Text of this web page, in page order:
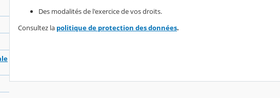
Des modalités de l'exercice de vos droits.
Consultez la politique de protection des données.